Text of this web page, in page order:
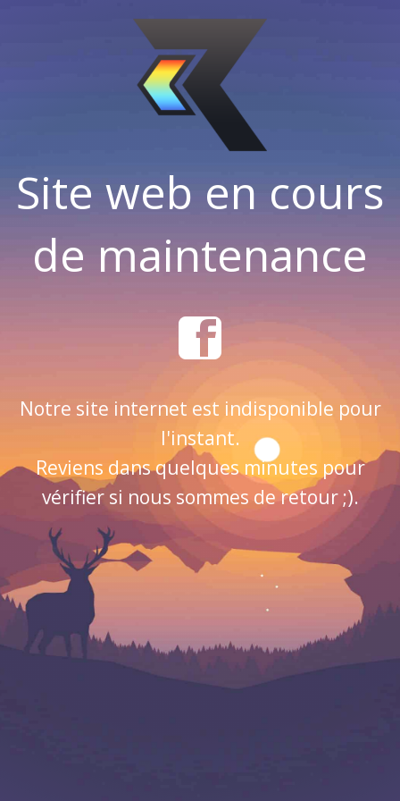
Site web en cours
de maintenance
Notre site internet est indisponible pour
l'instant.
Reviens dans quelques minutes pour
vérifier si nous sommes de retour ;).